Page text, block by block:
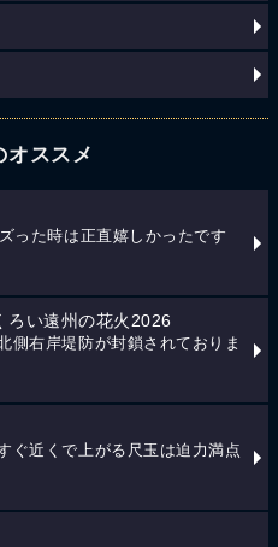
オススメ
った時は正直嬉しかったです
ろい遠州の花火2026
側右岸堤防が封鎖されておりま
ぐ近くで上がる尺玉は迫力満点